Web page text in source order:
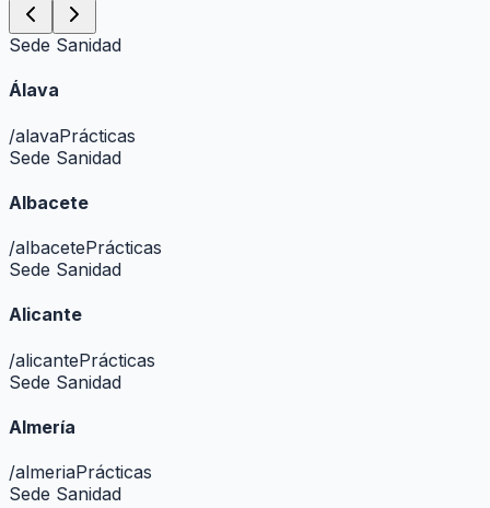
Sede Sanidad
Álava
/alavaPrácticas
Sede Sanidad
Albacete
/albacetePrácticas
Sede Sanidad
Alicante
/alicantePrácticas
Sede Sanidad
Almería
/almeriaPrácticas
Sede Sanidad